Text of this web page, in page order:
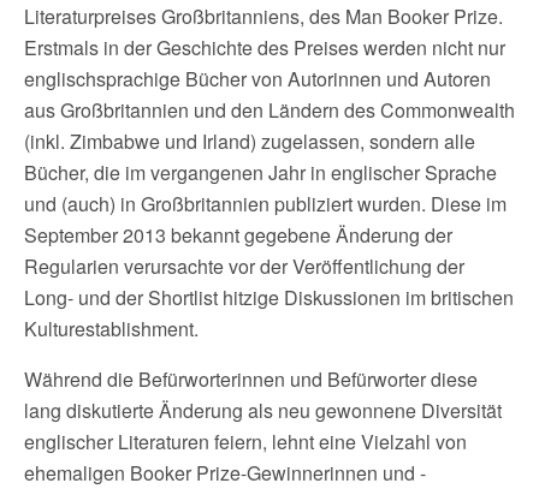
Literaturpreises Großbritanniens, des Man Booker Prize.
Erstmals in der Geschichte des Preises werden nicht nur
englischsprachige Bücher von Autorinnen und Autoren
aus Großbritannien und den Ländern des Commonwealth
(inkl. Zimbabwe und Irland) zugelassen, sondern alle
Bücher, die im vergangenen Jahr in englischer Sprache
und (auch) in Großbritannien publiziert wurden. Diese im
September 2013 bekannt gegebene Änderung der
Regularien verursachte vor der Veröffentlichung der
Long- und der Shortlist hitzige Diskussionen im britischen
Kulturestablishment.
Während die Befürworterinnen und Befürworter diese
lang diskutierte Änderung als neu gewonnene Diversität
englischer Literaturen feiern, lehnt eine Vielzahl von
ehemaligen Booker Prize-Gewinnerinnen und -